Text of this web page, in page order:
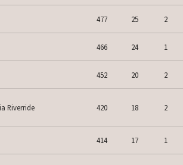
477 25 2
466 24 1
452 20 2
Riverride 420 18 2
414 17 1